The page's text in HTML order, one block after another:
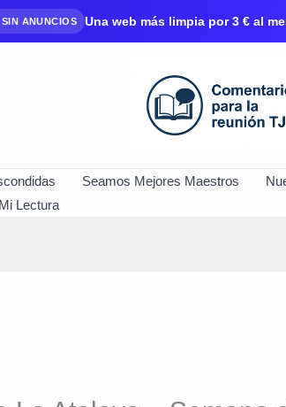
ANUNCIOS Una web más limpia por 3 € al
Seamos Mejores Maestros
Mi Lectura